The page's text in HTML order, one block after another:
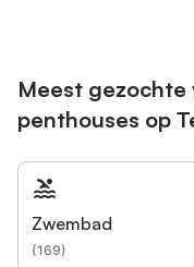
Meest gezochte
penthouses op
Zwembad
(169)